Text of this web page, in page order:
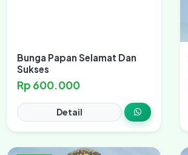
Bunga Papan Selamat Dan
Sukses
Rp 600.000
Detail